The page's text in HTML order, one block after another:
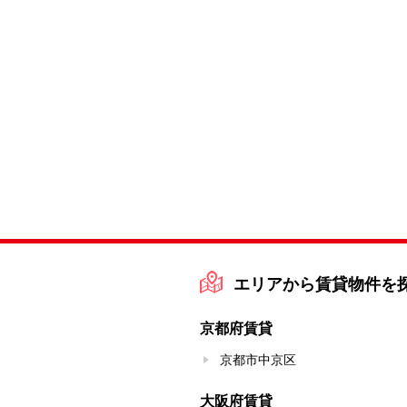
エリアから賃貸物件を
京都府賃貸
京都市中京区
大阪府賃貸